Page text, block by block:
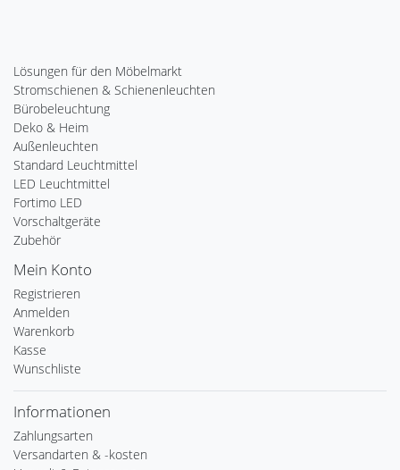
Lösungen für den Möbelmarkt
Stromschienen & Schienenleuchten
Bürobeleuchtung
Deko & Heim
Außenleuchten
Standard Leuchtmittel
LED Leuchtmittel
Fortimo LED
Vorschaltgeräte
Zubehör
Mein Konto
Registrieren
Anmelden
Warenkorb
Kasse
Wunschliste
Informationen
Zahlungsarten
Versandarten & -kosten